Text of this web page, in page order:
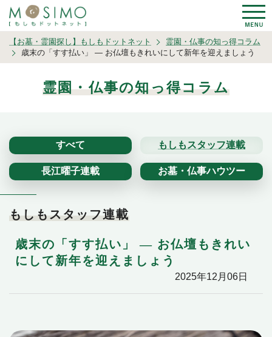
【お墓・霊園探し】もしもドットネット
霊園・仏事の知っ得コラム
歳末の「すす払い」 ― お仏壇もきれいにして新年を迎えましょう
霊園・仏事の知っ得コラム
すべて もしもスタッフ連載
長江曜子連載 お墓・仏事ハウツー
もしもスタッフ連載
歳末の「すす払い」 ― お仏壇もきれい
にして新年を迎えましょう
2025年12月06日